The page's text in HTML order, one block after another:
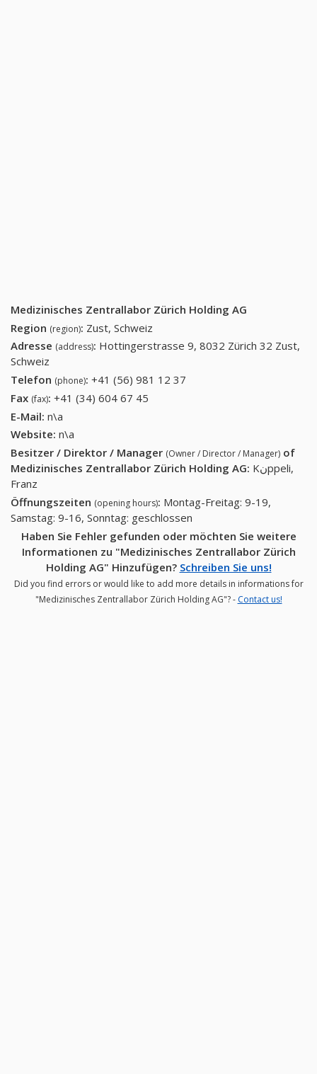
Medizinisches Zentrallabor Zürich Holding AG
Region (region): Zust, Schweiz
Adresse (address): Hottingerstrasse 9, 8032 Zürich 32 Zust,
Schweiz
Telefon (phone): +41 (56) 981 12 37
Fax (fax): +41 (34) 604 67 45
E-Mail: n\a
Website: n\a
Besitzer / Direktor / Manager (Owner / Director / Manager) of
Medizinisches Zentrallabor Zürich Holding AG: Kنppeli,
Franz
Öffnungszeiten (opening hours): Montag-Freitag: 9-19,
Samstag: 9-16, Sonntag: geschlossen
Haben Sie Fehler gefunden oder möchten Sie weitere
Informationen zu "Medizinisches Zentrallabor Zürich
Holding AG" Hinzufügen? Schreiben Sie uns!
Did you find errors or would like to add more details in informations for
"Medizinisches Zentrallabor Zürich Holding AG"? - Contact us!